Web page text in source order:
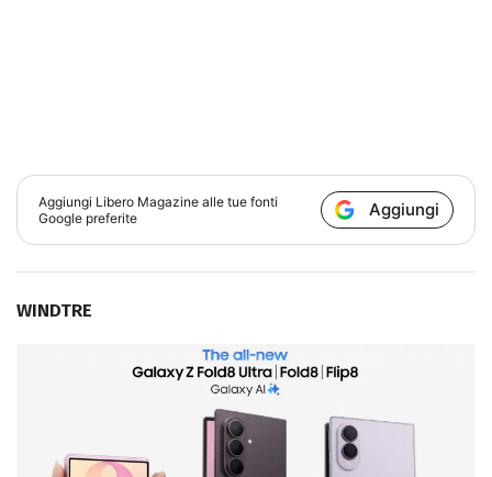
Aggiungi Libero Magazine alle tue fonti
Google preferite
Aggiungi
WINDTRE